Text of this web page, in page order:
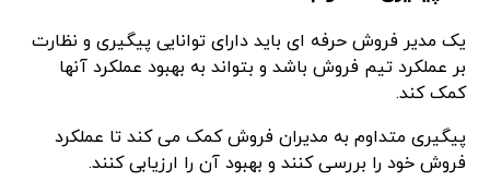
یک مدیر فروش حرفه ای باید دارای توانایی پیگیری و نظارت
بر عملکرد تیم فروش باشد و بتواند به بهبود عملکرد آنها
کمک کند.
پیگیری متداوم به مدیران فروش کمک می کند تا عملکرد
فروش خود را بررسی کنند و بهبود آن را ارزیابی کنند.